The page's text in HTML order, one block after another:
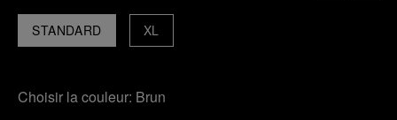
STANDARD XL
Choisir la couleur: Brun